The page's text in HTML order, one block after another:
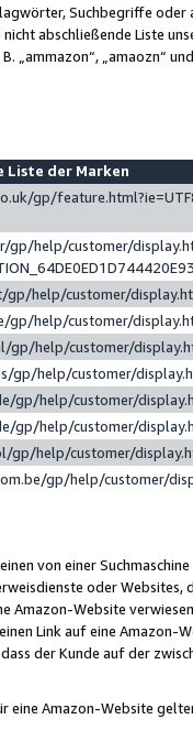
Suchbegriffe
abschließende Liste
„ammazon“, „amaozn“
Liste der Marken
gp/
gp/help/customer/
gp/help/customer/
gp/help/customer/
gp/help/customer/
gp/help/customer/
gp/help/customer/
gp/help/customer/
gp/help/customer/
gp/help/customer/
von einer
oder Websites,
Amazon-Website
Link auf eine
der Kunde auf der
eine Amazon-Website